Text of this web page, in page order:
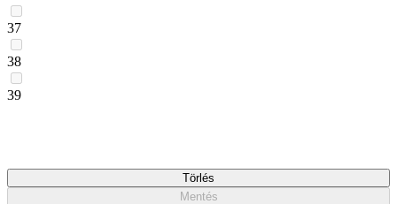
37
38
39
Törlés
Mentés